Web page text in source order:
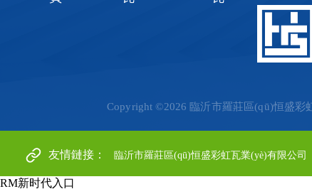
Copyright ©2026 臨沂市羅莊區(qū)恒盛彩
友情鏈接： 臨沂市羅莊區(qū)恒盛彩虹瓦業(yè)有限公司
RM新时代入口